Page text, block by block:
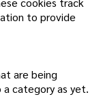
to provide
are being
category as yet.